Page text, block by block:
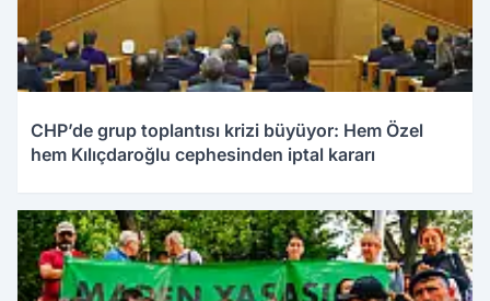
CHP’de grup toplantısı krizi büyüyor: Hem Özel
hem Kılıçdaroğlu cephesinden iptal kararı